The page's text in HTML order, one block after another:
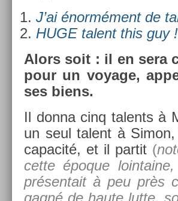
J’ai énormément de
HUGE talent this guy !
Alors soit : il en sera
pour un voyage,
ses biens.
Il donna cinq talents à
un seul talent à
capacité, et il par­tit (
cette époque
présen­tait à peu près
gagné de haute lutte,